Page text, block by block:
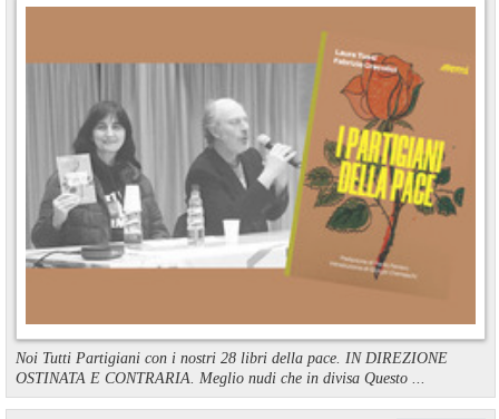
Noi Tutti Partigiani con i nostri 28 libri della pace. IN DIREZIONE
OSTINATA E CONTRARIA. Meglio nudi che in divisa Questo ...